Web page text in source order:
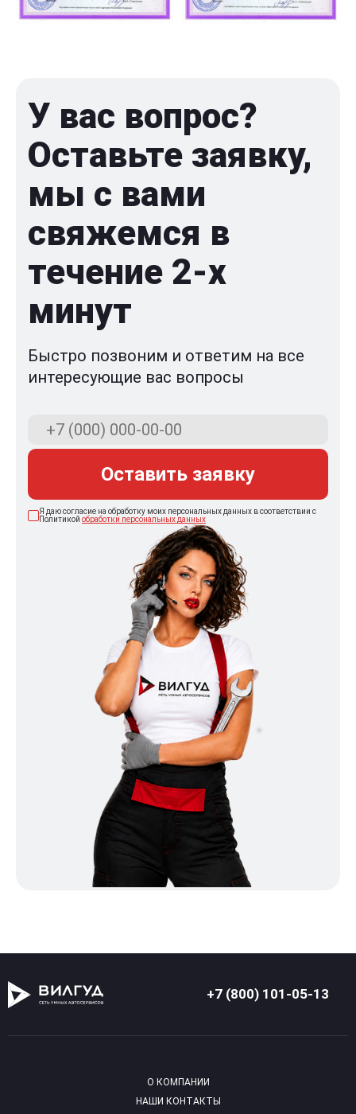
У вас вопрос?
Оставьте заявку,
мы с вами
свяжемся в
течение 2-x
минут
Быстро позвоним и ответим на все
интересующие вас вопросы
Оставить заявку
Я даю согласие на обработку моих персональных данных в соответствии с
Политикой обработки персональных данных
+7 (800) 101-05-13
О КОМПАНИИ
НАШИ КОНТАКТЫ